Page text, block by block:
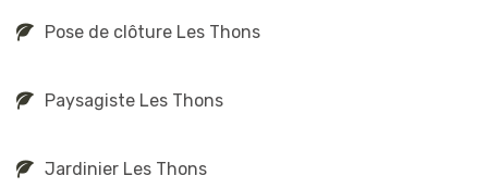
Pose de clôture Les Thons
Paysagiste Les Thons
Jardinier Les Thons